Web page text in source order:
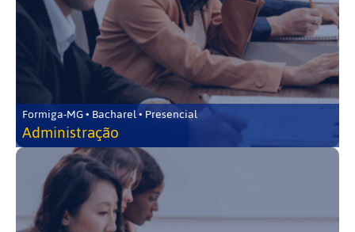
Formiga-MG • Bacharel • Presencial
Administração